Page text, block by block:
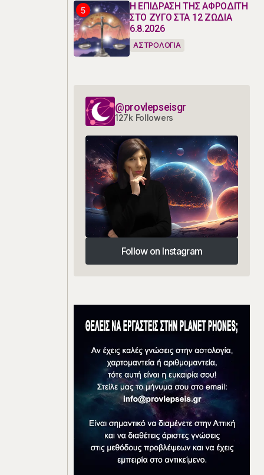
Η ΕΠΙΔΡΑΣΗ ΤΗΣ ΑΦΡΟΔΙΤΗ
ΣΤΟ ΖΥΓΟ ΣΤΑ 12 ΖΩΔΙΑ
6.8.2026
ΑΣΤΡΟΛΟΓΙΑ
@provlepseisgr
127k Followers
Follow on Instagram
Follow on Instagram